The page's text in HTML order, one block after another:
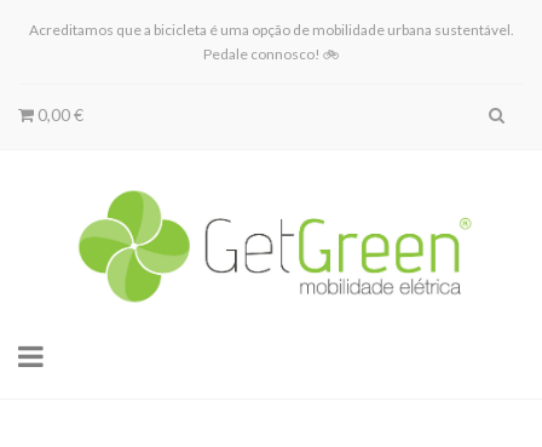
Acreditamos que a bicicleta é uma opção de mobilidade urbana sustentável.
Pedale connosco! 🚲
0,00 €
Toggle